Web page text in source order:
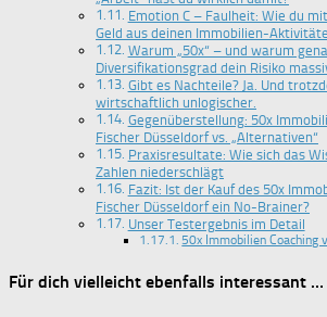
Emotion C – Faulheit: Wie du
Geld aus deinen Immobilien-
Warum „50x“ – und warum
Diversifikationsgrad dein Risiko
Gibt es Nachteile? Ja. Und
wirtschaftlich unlogischer.
Gegenüberstellung: 50x
Fischer Düsseldorf vs. „Alternativen“
Praxisresultate: Wie sich das
Zahlen niederschlägt
Fazit: Ist der Kauf des 50x
Fischer Düsseldorf ein No-Brainer?
Unser Testergebnis im Detail
50x Immobilien Coaching
Für dich vielleicht ebenfalls interessant …